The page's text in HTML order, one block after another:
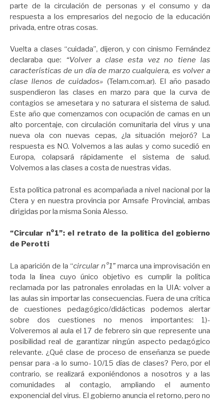
parte de la circulación de personas y el consumo y da
respuesta a los empresarios del negocio de la educación
privada, entre otras cosas.
Vuelta a clases “cuidada”, dijeron, y con cinismo Fernández
declaraba que: “Volver a clase esta vez no tiene las
características de un día de marzo cualquiera, es volver a
clase llenos de cuidados» (Telam.com.ar). El año pasado
suspendieron las clases en marzo para que la curva de
contagios se amesetara y no saturara el sistema de salud.
Este año que comenzamos con ocupación de camas en un
alto porcentaje, con circulación comunitaria del virus y una
nueva ola con nuevas cepas, ¿la situación mejoró? La
respuesta es NO. Volvemos a las aulas y como sucedió en
Europa, colapsará rápidamente el sistema de salud.
Volvemos a las clases a costa de nuestras vidas.
Esta política patronal es acompañada a nivel nacional por la
Ctera y en nuestra provincia por Amsafe Provincial, ambas
dirigidas por la misma Sonia Alesso.
“Circular n°1”: el retrato de la política del gobierno
de Perotti
La aparición de la “circular n°1”marca una improvisación en
toda la línea cuyo único objetivo es cumplir la política
reclamada por las patronales enroladas en la UIA: volver a
las aulas sin importar las consecuencias. Fuera de una crítica
de cuestiones pedagógico/didácticas podemos alertar
sobre dos cuestiones no menos importantes: 1)-
Volveremos al aula el 17 de febrero sin que represente una
posibilidad real de garantizar ningún aspecto pedagógico
relevante. ¿Qué clase de proceso de enseñanza se puede
pensar para -a lo sumo- 10/15 días de clases? Pero, por el
contrario, se realizará exponiéndonos a nosotros y a las
comunidades al contagio, ampliando el aumento
exponencial del virus. El gobierno anuncia el retorno, pero no